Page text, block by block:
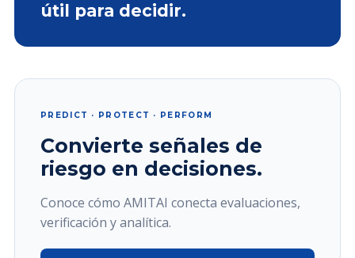
útil para decidir.
PREDICT · PROTECT · PERFORM
Convierte señales de
riesgo en decisiones.
Conoce cómo AMITAI conecta evaluaciones,
verificación y analítica.